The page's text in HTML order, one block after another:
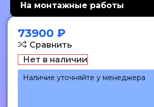
На монтажные работы
73900 ₽
Сравнить
Нет в наличии
Наличие уточняйте у менеджера